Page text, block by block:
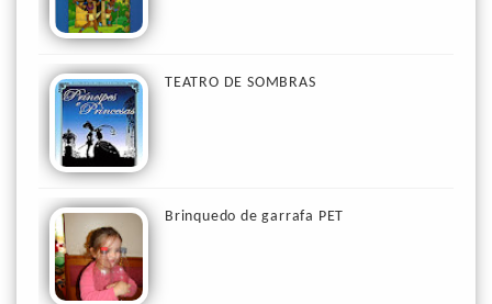
TEATRO DE SOMBRAS
Brinquedo de garrafa PET